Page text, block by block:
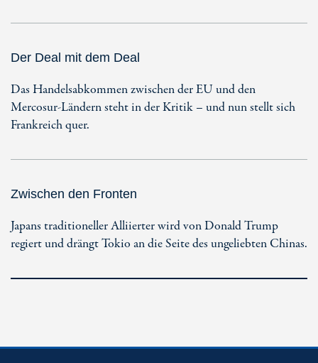
Der Deal mit dem Deal
Das Handelsabkommen zwischen der EU und den
Mercosur-Ländern steht in der Kritik – und nun stellt sich
Frankreich quer.
Zwischen den Fronten
Japans traditioneller Alliierter wird von Donald Trump
regiert und drängt Tokio an die Seite des ungeliebten Chinas.